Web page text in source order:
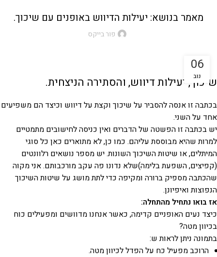
מאמר בנושא: יעילות הדיווש באופנים עם שיכוך.
פור בייקס
06
נוב
שיכוך, יעילות דיווש, והסתירה הניצחית.
בכתבה זו אנסה להסביר על שיכוך וקצת על דיווש וכיצד הם משפיעים
אחד על השני.
יש בכתבה זו הפשטה של הדברים ואין כניסה לחישובים מתמטיים
למרות שהיא מבוססת עליהם. כמו כן, לא מתוארים כאן כל סוגי
המיתלים, או שיטות השיכוך השונות. יש מספר נושאים רלוונטים
(קפיצים, השפעת בלימה)שלא נדונו פה עקב מורכבותם. אני מקוה
שהכתבה מספיק ברורה ומקיפה כדי לתת מושג על שיטות השיכוך
הנפוצות ואיפיונן.
אז בואו נתחיל מהתחלה:
כיצד נעים האופניים קדימה, כאשר אנחנו מדוושים ומפעילים כוח
בכיוון מטה?
בתמונה ניתן לראות ש:
הרוכב מפעיל כח על הפדל לכיוון מטה.